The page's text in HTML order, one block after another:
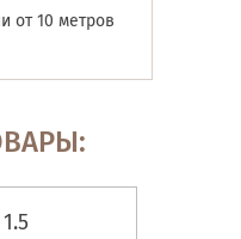
от 10 метров